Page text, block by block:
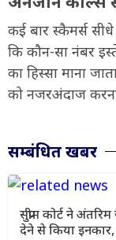
कई बार स्कैमर्स
कि कौन-सा नंबर
का हिस्सा माना
को नजरअंदाज
सम्बंधित खबर
सुप्रीम कोर्ट ने
देने से किया